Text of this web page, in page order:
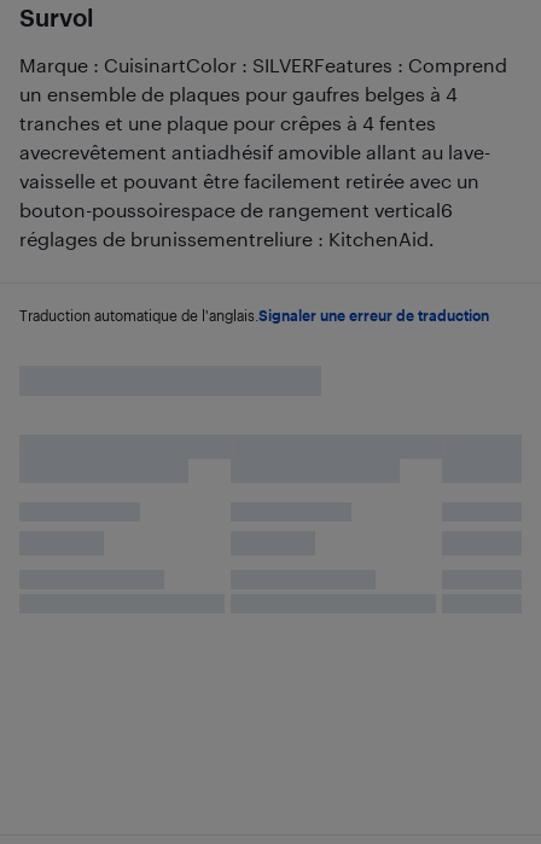
Survol
Marque : CuisinartColor : SILVERFeatures : Comprend
un ensemble de plaques pour gaufres belges à 4
tranches et une plaque pour crêpes à 4 fentes
avecrevêtement antiadhésif amovible allant au lave-
vaisselle et pouvant être facilement retirée avec un
bouton-poussoirespace de rangement vertical6
réglages de brunissementreliure : KitchenAid.
Traduction automatique de l'anglais. Signaler une erreur de traduction